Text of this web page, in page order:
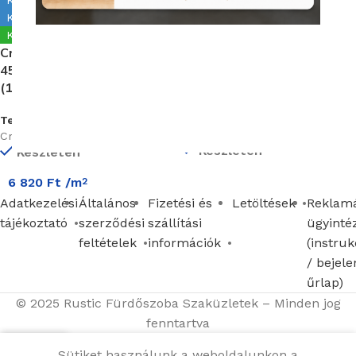
Kiállítva Kunigunda útján
Készleten
Cristacer Canada Silver
45X45cm Padlólap
(11414CRI)
Termékkód:
Cristacer/11414CRI
Készleten Készleten
6 820 Ft /m2
Adatkezelési
tájékoztató
Általános
szerződési
feltételek
Fizetési és
szállítási
információk
Letöltések
/
űrlap)
© 2025 Rustic Fürdőszoba Szaküzletek – Minden jog
fenntartva